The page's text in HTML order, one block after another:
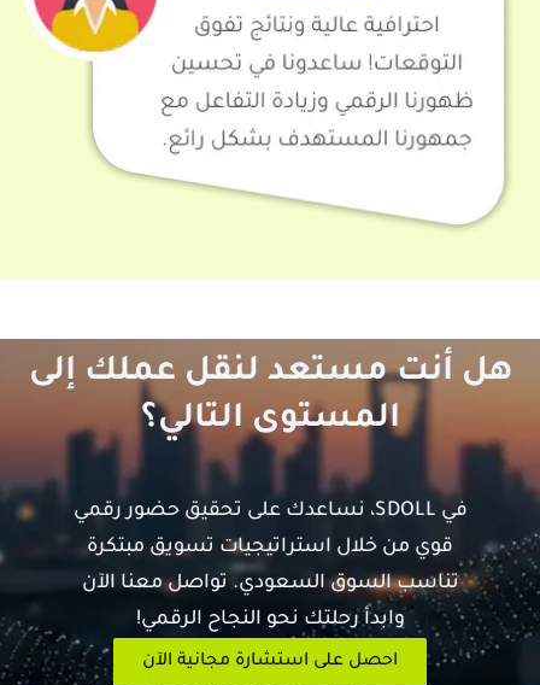
هل أنت مستعد لنقل عملك إلى
المستوى التالي؟
في SDOLL، نساعدك على تحقيق حضور رقمي
قوي من خلال استراتيجيات تسويق مبتكرة
تناسب السوق السعودي. تواصل معنا الآن
وابدأ رحلتك نحو النجاح الرقمي!
احصل على استشارة مجانية الآن